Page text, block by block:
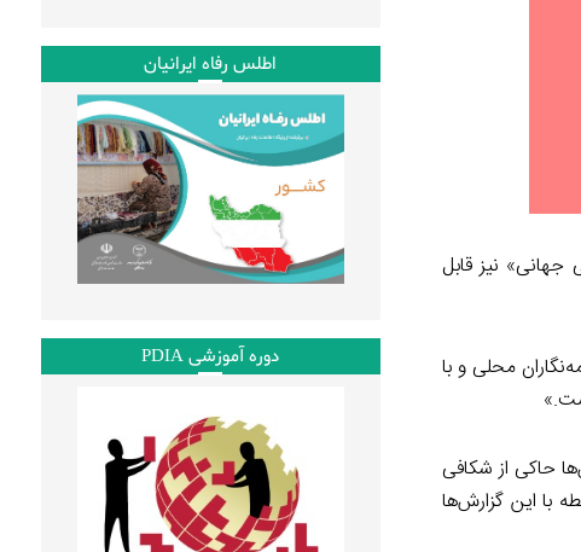
نیز قابل
محلی و با
حاکی از شکافی
با این گزارش‌ها
اطلس رفاه ایرانیان
دوره آموزشی PDIA